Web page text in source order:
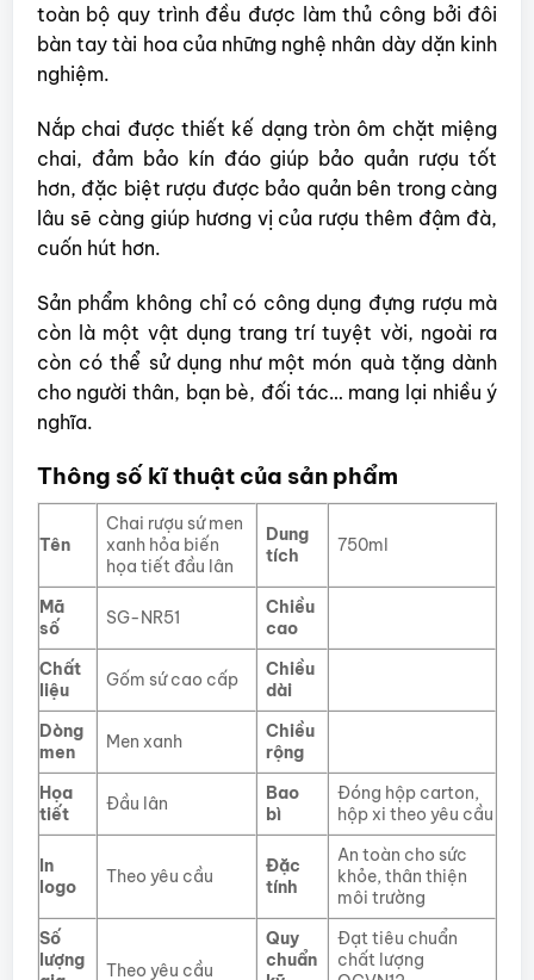
toàn bộ quy trình đều được làm thủ công bởi đôi
bàn tay tài hoa của những nghệ nhân dày dặn kinh
nghiệm.
Nắp chai được thiết kế dạng tròn ôm chặt miệng
chai, đảm bảo kín đáo giúp bảo quản rượu tốt
hơn, đặc biệt rượu được bảo quản bên trong càng
lâu sẽ càng giúp hương vị của rượu thêm đậm đà,
cuốn hút hơn.
Sản phẩm không chỉ có công dụng đựng rượu mà
còn là một vật dụng trang trí tuyệt vời, ngoài ra
còn có thể sử dụng như một món quà tặng dành
cho người thân, bạn bè, đối tác… mang lại nhiều ý
nghĩa.
Thông số kĩ thuật của sản phẩm
Tên
Chai rượu sứ men
xanh hỏa biến
họa tiết đầu lân
Dung
tích
750ml
Mã
số
SG-NR51
Chiều
cao
Chất
liệu
Gốm sứ cao cấp
Chiều
dài
Dòng
men
Men xanh
Chiều
rộng
Họa
tiết
Đầu lân
Bao
bì
Đóng hộp carton,
hộp xi theo yêu cầu
In
logo
Theo yêu cầu
Đặc
tính
An toàn cho sức
khỏe, thân thiện
môi trường
Số
lượng
Theo yêu cầu
Quy
chuẩn
Đạt tiêu chuẩn
chất lượng